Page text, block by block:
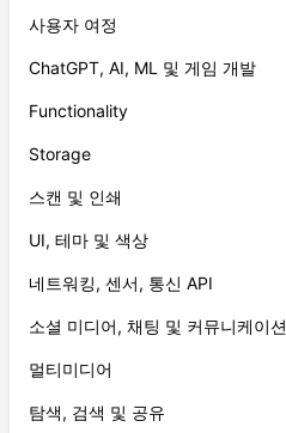
사용자 여정
ChatGPT, AI, ML 및 게임 개발
Functionality
Storage
스캔 및 인쇄
UI, 테마 및 색상
네트워킹, 센서, 통신 API
소셜 미디어, 채팅 및 커뮤니케이션
멀티미디어
탐색, 검색 및 공유